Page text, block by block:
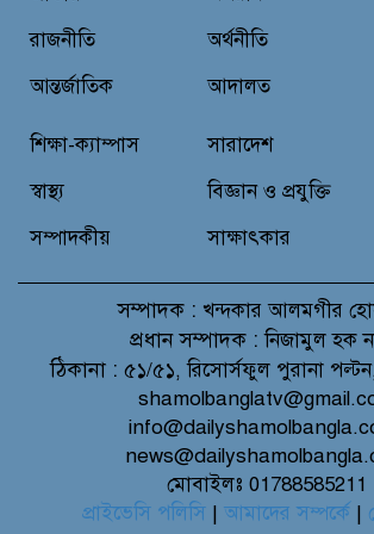
রাজনীতি
আন্তর্জাতিক
অর্থনীতি
আদালত
শিক্ষা-ক্যাম্পাস
স্বাস্থ্য
সম্পাদকীয়
সারাদেশ
বিজ্ঞান ও প্রযুক্তি
সাক্ষাৎকার
সম্পাদক : খন্দকার আলমগীর
প্রধান সম্পাদক : নিজামুল হক
ঠিকানা : ৫১/৫১, রিসোর্সফুল পুরানা
মোবাইলঃ 01788585211
প্রাইভেসি পলিসি | আমাদের সম্পর্কে |